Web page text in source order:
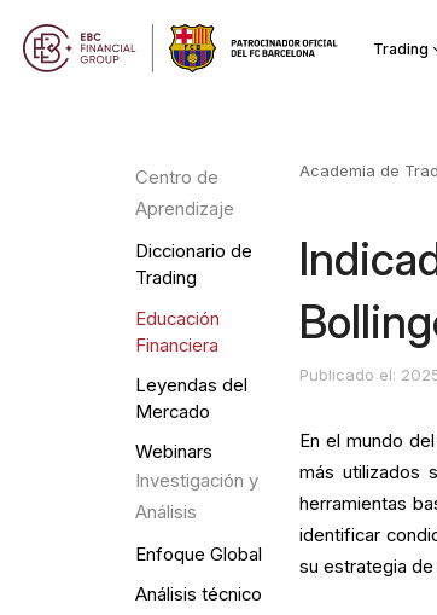
Trading
Centro de
Aprendizaje
Diccionario de
Trading
Educación
Financiera
Leyendas del
Mercado
Webinars
Investigación y
Análisis
Enfoque Global
Análisis técnico
Academia de
Publicado el:
En el mundo
más utilizados
herramientas
identificar
su estrategia de